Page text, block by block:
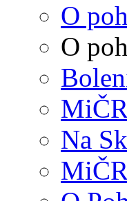
O
O
Na